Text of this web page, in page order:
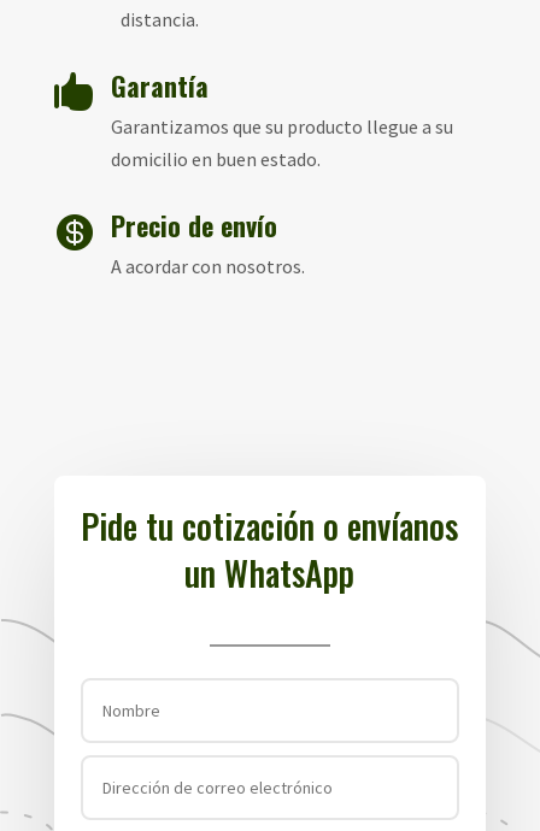
distancia.
 Garantía
Garantizamos que su producto llegue a su
domicilio en buen estado.
 Precio de envío
A acordar con nosotros.
Pide tu cotización o envíanos
un WhatsApp